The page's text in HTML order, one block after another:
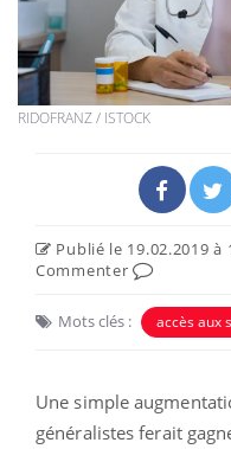
RIDOFRANZ / ISTOCK
Publié le 19.02.2019 à
Commenter
Mots clés : accès aux
Une simple
généralistes ferait